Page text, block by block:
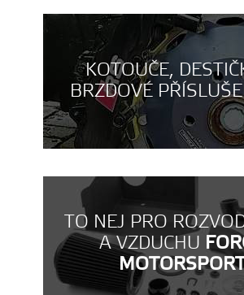
KOTOUČE,
BRZDOVÉ
TO NEJ PRO
A VZDUCHU